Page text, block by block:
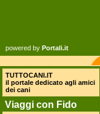
powered by Portali.it
TUTTOCANI.IT
il portale dedicato agli amici
dei cani
Viaggi con Fido